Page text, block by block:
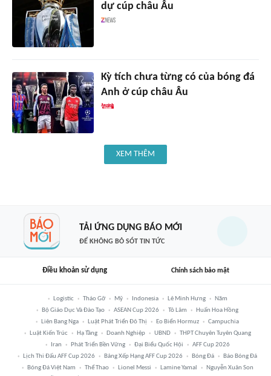
dự cúp châu Âu
Kỳ tích chưa từng có của bóng đá
Anh ở cúp châu Âu
XEM THÊM
TẢI ỨNG DỤNG BÁO MỚI
ĐỂ KHÔNG BỎ SÓT TIN TỨC
Điều khoản sử dụng Chính sách bảo mật
Logistic Tháo Gỡ Mỹ Indonesia Lê Minh Hưng
Năm
Bộ Giáo Dục Và Đào Tạo
ASEAN Cup 2026 Tô Lâm
Huấn Hoa Hồng
Liên Bang Nga
Luật Phát Triển Đô Thị Eo Biển Hormuz
Campuchia
Luật Kiến Trúc
Hạ Tầng Doanh Nghiệp UBND
THPT Chuyên Tuyên Quang
Iran
Phát Triển Bền Vững Đại Biểu Quốc Hội
AFF Cup 2026
Lịch Thi Đấu AFF Cup 2026
Bảng Xếp Hạng AFF Cup 2026 Bóng Đá
Báo Bóng Đá
Bóng Đá Việt Nam
Thể Thao Lionel Messi Lamine Yamal
Nguyễn Xuân Son